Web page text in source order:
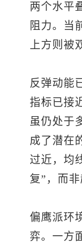
两个水平
阻力。当
上方则被
反弹动能
指标已接
虽仍处于
成了潜在
过近，均
复”，而非
偏鹰派环
弈。一方